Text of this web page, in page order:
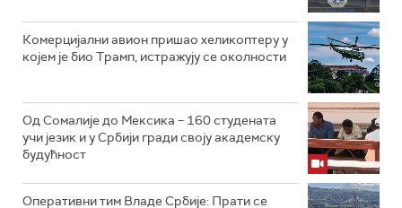
Комерцијални авион пришао хеликоптеру у
којем је био Трамп, истражују се околности
Од Сомалије до Мексика – 160 студената
учи језик и у Србији гради своју академску
будућност
Оперативни тим Владе Србије: Прати се